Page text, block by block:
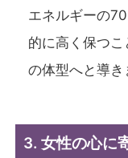
エネルギーの
的に高く保つ
の体型へと導き
3. 女性の心に